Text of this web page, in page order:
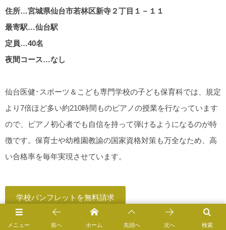
住所…宮城県仙台市若林区新寺２丁目１－１１
最寄駅…仙台駅
定員…40名
夜間コース…なし
仙台医健･スポーツ＆こども専門学校の子ども保育科では、規定
より7倍ほど多い約210時間ものピアノの授業を行なっています
ので、ピアノ初心者でも自信を持って弾けるようになるのが特
徴です。保育士や幼稚園教諭の国家資格対策も万全なため、高
い合格率を毎年実現させています。
学校パンフレットを無料請求
メニュー 検索
前へ ホーム 先頭へ 次へ